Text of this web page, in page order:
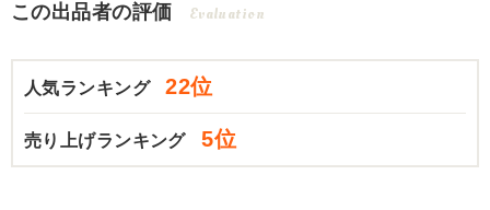
この出品者の評価 Evaluation
人気ランキング 22位
売り上げランキング 5位